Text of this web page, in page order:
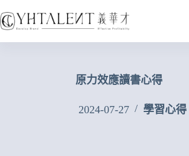
原力效應讀書心得
2024-07-27 學習心得